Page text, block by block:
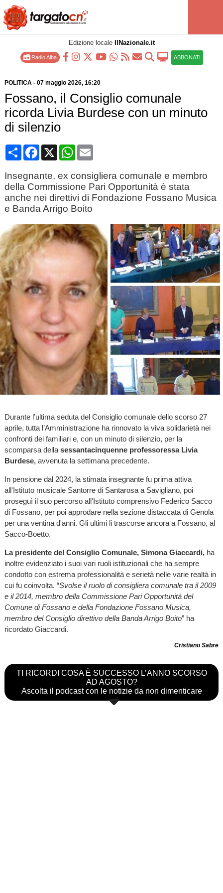
Edizione locale IlNazionale.it
Radio Alba ABBONATI
POLITICA- 07 maggio 2026, 16:20
Fossano, il Consiglio comunale
ricorda Livia Burdese con un minuto
di silenzio
CondividiFacebook
X WhatsApp
Email
Insegnante, ex consigliera comunale e membro
della Commissione Pari Opportunità è stata
anche nei direttivi di Fondazione Fossano Musica
e Banda Arrigo Boito
Durante l’ultima seduta del Consiglio comunale dello scorso 27
aprile, tutta l’Amministrazione ha rinnovato la viva solidarietà nei
confronti dei familiari e, con un minuto di silenzio, per la
scomparsa della sessantacinquenne professoressa Livia
Burdese,avvenuta la settimana precedente.
In pensione dal 2024, la stimata insegnante fu prima attiva
all'Istituto musicale Santorre di Santarosa a Savigliano, poi
proseguì il suo percorso all'Istituto comprensivo Federico Sacco
di Fossano, per poi approdare nella sezione distaccata di Genola
per una ventina d'anni. Gli ultimi li trascorse ancora a Fossano, al
Sacco-Boetto.
La presidente del Consiglio Comunale, Simona Giaccardi, ha
inoltre evidenziato i suoi vari ruoli istituzionali che ha sempre
condotto con estrema professionalità e serietà nelle varie realtà in
cui fu coinvolta. “Svolse il ruolo di consigliera comunale tra il 2009
e il 2014, membro della Commissione Pari Opportunità del
Comune di Fossano e della Fondazione Fossano Musica,
membro del Consiglio direttivo della Banda Arrigo Boito” ha
ricordato Giaccardi.
Cristiano Sabre
TI RICORDI COSA È SUCCESSO L’ANNO SCORSO
AD AGOSTO?
Ascolta il podcast con le notizie da non dimenticare